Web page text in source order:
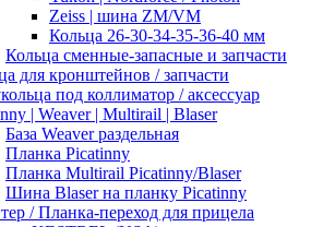
Zeiss | шина ZM/VM
Кольца 26-30-34-35-36-40 мм
Кольца сменные-запасные и запчасти
для кронштейнов / запчасти
под коллиматор / аксессуар
| Weaver | Multirail | Blaser
База Weaver раздельная
Планка Picatinny
Планка Multirail Picatinny/Blaser
Шина Blaser на планку Picatinny
/ Планка-переход для прицела